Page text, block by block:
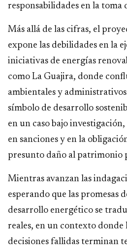
responsabilidades en la toma
Más allá de las cifras, el
expone las debilidades en la
iniciativas de energías
como La Guajira, donde
ambientales y
símbolo de desarrollo
en un caso bajo
en sanciones y en la
presunto daño al patrimonio
Mientras avanzan las
esperando que las promesas
desarrollo energético se
reales, en un contexto donde
decisiones fallidas terminan